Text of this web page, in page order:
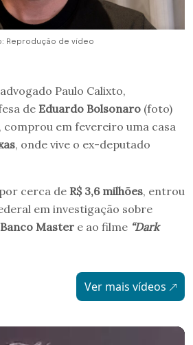
Reprodução de vídeo
Paulo Calixto,
de Eduardo Bolsonaro (foto)
comprou em fevereiro uma casa
, onde vive o ex-deputado
cerca de R$ 3,6 milhões, entrou
em investigação sobre
Banco Master e ao filme “Dark
Ver mais vídeos